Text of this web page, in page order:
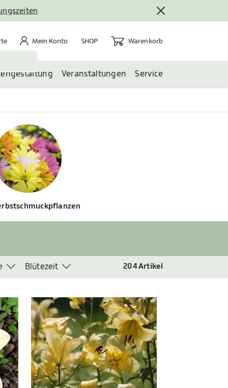
Mein Konto
Mein Konto SHOP Warenkorb
Warenkorb
Veranstaltungen Service
Blütezeit 204Artikel